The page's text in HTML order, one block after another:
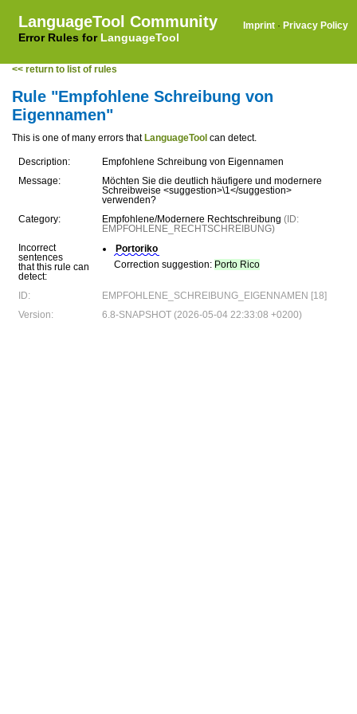
LanguageTool Community
Error Rules for LanguageTool
Imprint · Privacy Policy
<< return to list of rules
Rule "Empfohlene Schreibung von
Eigennamen"
This is one of many errors that LanguageTool can detect.
Description:
Empfohlene Schreibung von Eigennamen
Message:
Möchten Sie die deutlich häufigere und modernere
Schreibweise <suggestion>\1</suggestion>
verwenden?
Category:
Empfohlene/Modernere Rechtschreibung (ID:
EMPFOHLENE_RECHTSCHREIBUNG)
Incorrect
sentences
that this rule can
detect:
Portoriko
Correction suggestion: Porto Rico
ID:
EMPFOHLENE_SCHREIBUNG_EIGENNAMEN [18]
Version:
6.8-SNAPSHOT (2026-05-04 22:33:08 +0200)